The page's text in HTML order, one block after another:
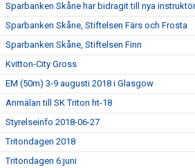
Sparbanken Skåne har bidragit till nya
Sparbanken Skåne, Stiftelsen Färs och Frosta
Sparbanken Skåne, Stiftelsen Finn
Kvitton-City Gross
EM (50m) 3-9 augusti 2018 i Glasgow
Anmälan till SK Triton ht-18
Styrelseinfo 2018-06-27
Tritondagen 2018
Tritondagen 6:juni